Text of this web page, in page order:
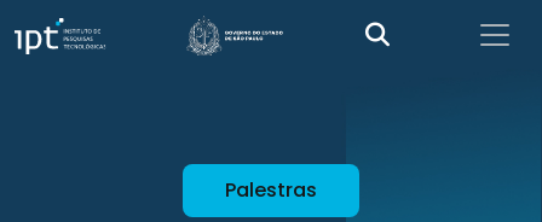
Palestras